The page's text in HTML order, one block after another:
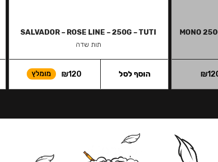
MONO
₪
SALVADOR – ROSE LINE – 250G – TUTI
תות שדה
₪120 מומלץ הוסף לסל